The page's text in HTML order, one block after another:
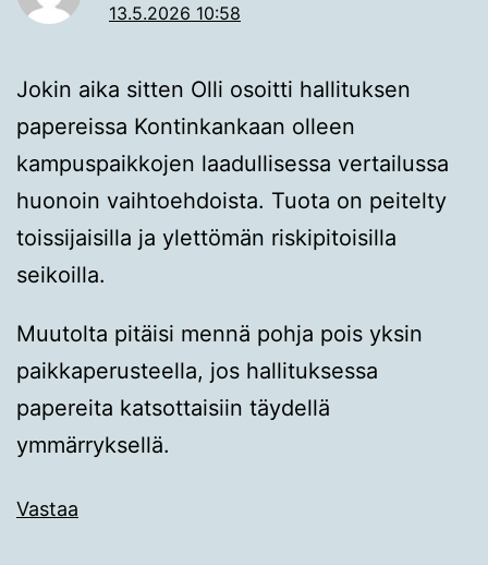
13.5.2026 10:58
Jokin aika sitten Olli osoitti hallituksen
papereissa Kontinkankaan olleen
kampuspaikkojen laadullisessa vertailussa
huonoin vaihtoehdoista. Tuota on peitelty
toissijaisilla ja ylettömän riskipitoisilla
seikoilla.
Muutolta pitäisi mennä pohja pois yksin
paikkaperusteella, jos hallituksessa
papereita katsottaisiin täydellä
ymmärryksellä.
Vastaa